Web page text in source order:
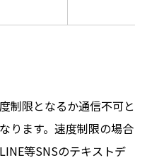
制限となるか通信不可と
ります。速度制限の場合
等SNSのテキストデ